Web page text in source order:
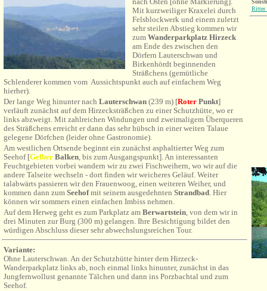
Mit kurzweiliger Kraxelei durch
Felsblockwerk und einem zuletzt
sehr steilen Abstieg kommen wir
zum Wanderparkplatz Hirzeck
am Ende des zwischen den
Dörfern Lauterschwan und
Birkenhördt beginnenden
Sträßchens (gemütliche
Schlenderer kommen vom Aussichtspunkt auch auf einfachem Weg
hierher).
Der lange Weg hinunter nach Lauterschwan (239 m) [Roter Punkt]
verläuft zunächst auf dem Hirzecksträßchen zu einer Schutzhütte, wo er
links abzweigt. Mit zahlreichen Windungen und zweimaligem Überqueren
des Sträßchens erreicht er dann das sehr hübsch in einer weiten Talaue
gelegene Dörfchen (leider ohne Gastronomie).
Am westlichen Ortsende beginnt ein zunächst asphaltierter Weg zum
Seehof [Gelber Balken, bis zum Ausgangspunkt]. An interessanten
Feuchtgebieten vorbei wandern wir zu zwei Fischweihern, wo wir auf die
andere Talseite wechseln - dort finden wir weicheres Geläuf. Weiter
talabwärts passieren wir den Frauenwoog, einen weiteren Weiher, und
kommen dann zum Seehofmit seinem ausgedehnten Strandbad. Hier
können wir sommers einen einfachen Imbiss nehmen.
Auf dem Herweg geht es zum Parkplatz am Berwartstein, von dem wir in
drei Minuten zur Burg (300 m) gelangen. Ihre Besichtigung bildet den
würdigen Abschluss dieser sehr abwechslungsreichen Tour.
Variante:
Ohne Lauterschwan. An der Schutzhütte hinter dem Hirzeck-
Wanderparkplatz links ab, noch einmal links hinunter, zunächst in das
Jungfernwollust genannte Tälchen und dann ins Porzbachtal und zum
Seehof.
Ritter